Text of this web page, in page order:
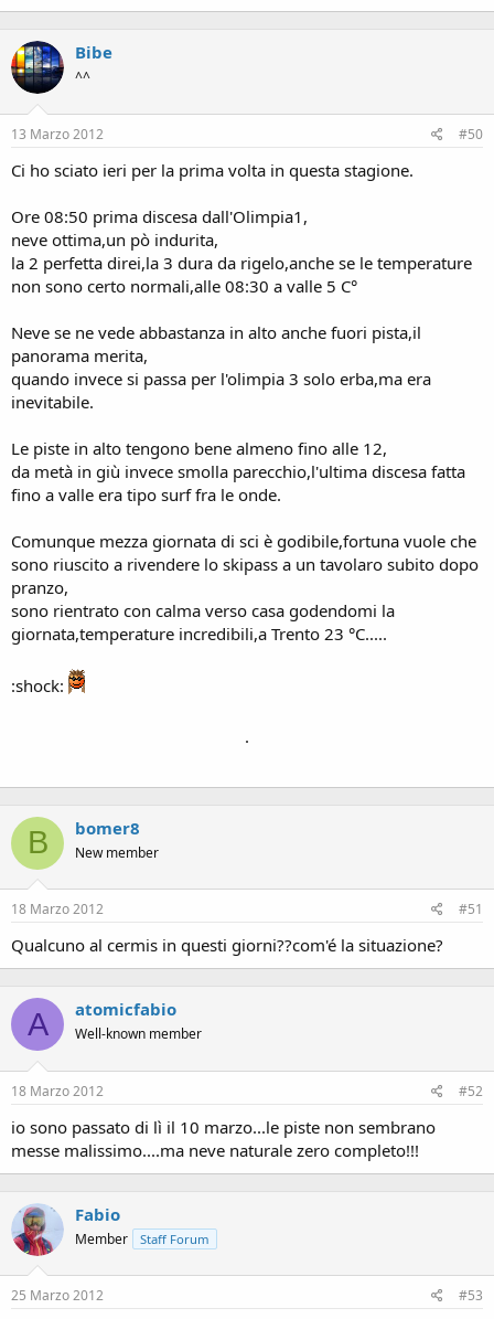
Bibe
^^
13 Marzo 2012 #50
Ci ho sciato ieri per la prima volta in questa stagione.
Ore 08:50 prima discesa dall'Olimpia1,
neve ottima,un pò indurita,
la 2 perfetta direi,la 3 dura da rigelo,anche se le temperature
non sono certo normali,alle 08:30 a valle 5 C°
Neve se ne vede abbastanza in alto anche fuori pista,il
panorama merita,
quando invece si passa per l'olimpia 3 solo erba,ma era
inevitabile.
Le piste in alto tengono bene almeno fino alle 12,
da metà in giù invece smolla parecchio,l'ultima discesa fatta
fino a valle era tipo surf fra le onde.
Comunque mezza giornata di sci è godibile,fortuna vuole che
sono riuscito a rivendere lo skipass a un tavolaro subito dopo
pranzo,
sono rientrato con calma verso casa godendomi la
giornata,temperature incredibili,a Trento 23 °C.....
:shock:
.
B bomer8
New member
18 Marzo 2012 #51
Qualcuno al cermis in questi giorni??com'é la situazione?
A atomicfabio
Well-known member
18 Marzo 2012 #52
io sono passato di lì il 10 marzo...le piste non sembrano
messe malissimo....ma neve naturale zero completo!!!
Fabio
Member Staff Forum
25 Marzo 2012 #53